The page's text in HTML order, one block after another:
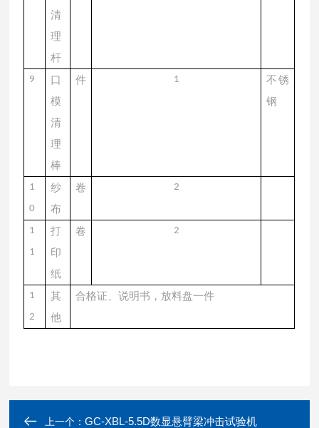
清
理
杆
9
口
模
清
理
棒
件 1
不锈
钢
1
0
纱
布
卷 2
1
1
打
印
纸
卷 2
1
2
其
他
合格证、说明书，放料盘一件
上一个：GC-XBL-5.5D数显悬臂梁冲击试验机